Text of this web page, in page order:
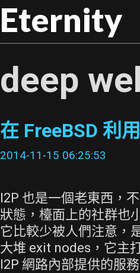
Eternity
deep
在 FreeBSD 利
2014-11-15 06:25:53
I2P 也是一個老東西，
狀態，檯面上的社群也
它比較少被人們注意，
大堆 exit nodes，它主
I2P 網路內部提供的服